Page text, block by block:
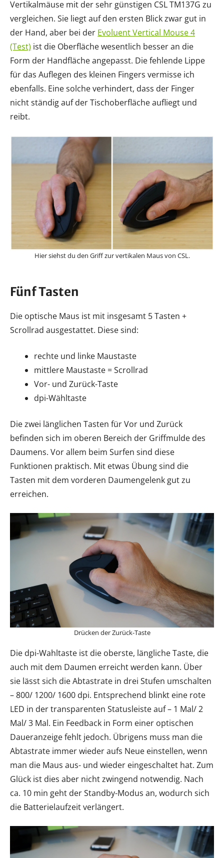
Vertikalmäuse mit der sehr günstigen CSL TM137G zu
vergleichen. Sie liegt auf den ersten Blick zwar gut in
der Hand, aber bei der Evoluent Vertical Mouse 4
(Test) ist die Oberfläche wesentlich besser an die
Form der Handfläche angepasst. Die fehlende Lippe
für das Auflegen des kleinen Fingers vermisse ich
ebenfalls. Eine solche verhindert, dass der Finger
nicht ständig auf der Tischoberfläche aufliegt und
reibt.
Hier siehst du den Griff zur vertikalen Maus von CSL.
Fünf Tasten
Die optische Maus ist mit insgesamt 5 Tasten +
Scrollrad ausgestattet. Diese sind:
rechte und linke Maustaste
mittlere Maustaste = Scrollrad
Vor- und Zurück-Taste
dpi-Wähltaste
Die zwei länglichen Tasten für Vor und Zurück
befinden sich im oberen Bereich der Griffmulde des
Daumens. Vor allem beim Surfen sind diese
Funktionen praktisch. Mit etwas Übung sind die
Tasten mit dem vorderen Daumengelenk gut zu
erreichen.
Drücken der Zurück-Taste
Die dpi-Wahltaste ist die oberste, längliche Taste, die
auch mit dem Daumen erreicht werden kann. Über
sie lässt sich die Abtastrate in drei Stufen umschalten
– 800/ 1200/ 1600 dpi. Entsprechend blinkt eine rote
LED in der transparenten Statusleiste auf – 1 Mal/ 2
Mal/ 3 Mal. Ein Feedback in Form einer optischen
Daueranzeige fehlt jedoch. Übrigens muss man die
Abtastrate immer wieder aufs Neue einstellen, wenn
man die Maus aus- und wieder eingeschaltet hat. Zum
Glück ist dies aber nicht zwingend notwendig. Nach
ca. 10 min geht der Standby-Modus an, wodurch sich
die Batterielaufzeit verlängert.